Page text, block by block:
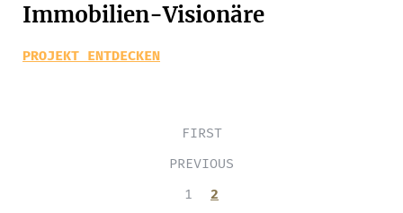
Immobilien-Visionäre
PROJEKT ENTDECKEN
FIRST
PREVIOUS
1
2